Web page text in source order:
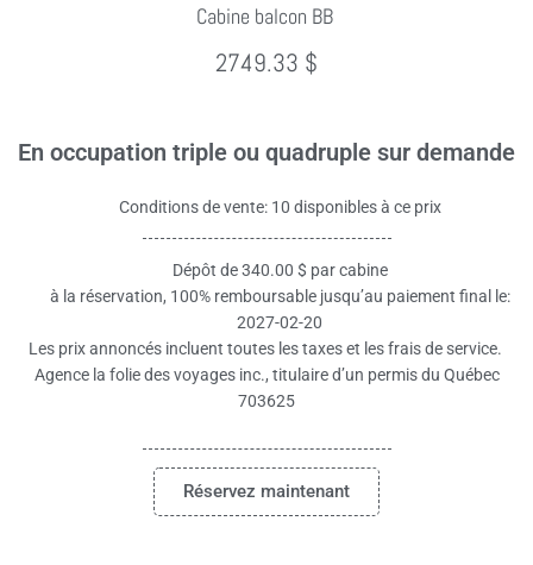
Cabine balcon BB
2749.33 $
En occupation triple ou quadruple sur demande
Conditions de vente: 10 disponibles à ce prix
Dépôt de 340.00 $ par cabine
à la réservation, 100% remboursable jusqu’au paiement final le:
2027-02-20
Les prix annoncés incluent toutes les taxes et les frais de service.
Agence la folie des voyages inc., titulaire d’un permis du Québec
703625
Réservez maintenant